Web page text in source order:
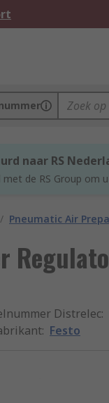
naar RS
met de RS Group om
/ Pneumatic Air
Distrelec:
: Festo